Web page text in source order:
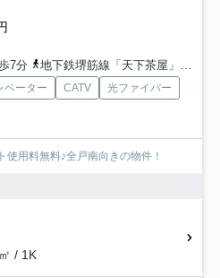
7分
地下鉄堺筋線「天下茶屋」駅 徒歩7分
ベーター CATV
光ファイバー
用料無料♪全戸南向きの物件！
/ 1K